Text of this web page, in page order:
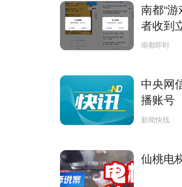
南都“
者收到
南都即时
中央网
播账号
新闻快线
仙桃电